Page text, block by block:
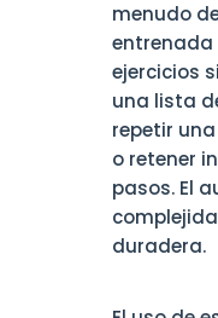
menudo
entrenada
ejercicios
una lista
repetir
o retener
pasos. El
duradera.